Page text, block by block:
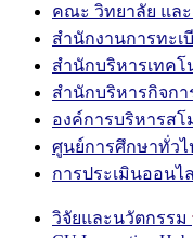
คณะ วิทยาลัย แล
สำนักงานการทะเ
สำนักบริหารเทคโ
สำนักบริหารกิจก
องค์การบริหารส
ศูนย์การศึกษาทั่วไ
การประเมินออนไ
วิจัยและนวัตกรรม